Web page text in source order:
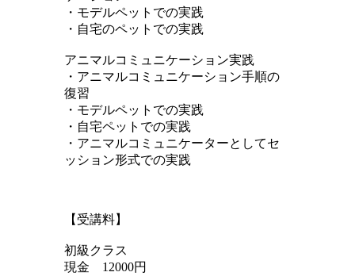
・モデルペットでの実践
・自宅のペットでの実践
アニマルコミュニケーション実践
・アニマルコミュニケーション手順の
復習
・モデルペットでの実践
・自宅ペットでの実践
・アニマルコミュニケーターとしてセ
ッション形式での実践
【受講料】
初級クラス
現金 12000円